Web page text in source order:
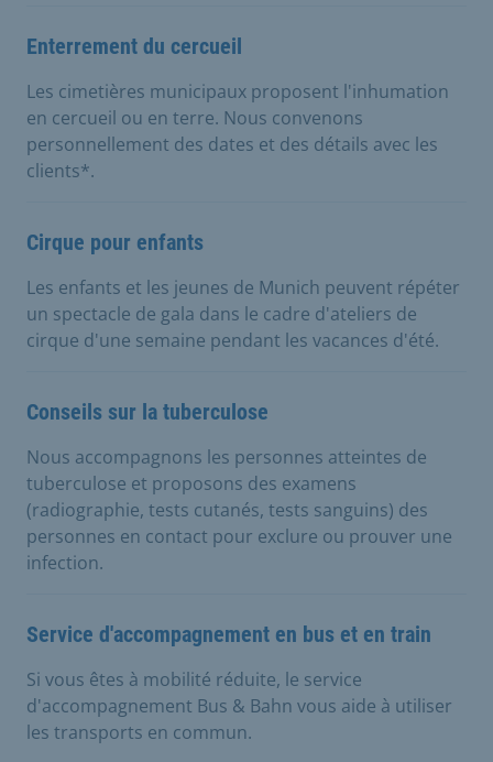
Enterrement du cercueil
Les cimetières municipaux proposent l'inhumation
en cercueil ou en terre. Nous convenons
personnellement des dates et des détails avec les
clients*.
Cirque pour enfants
Les enfants et les jeunes de Munich peuvent répéter
un spectacle de gala dans le cadre d'ateliers de
cirque d'une semaine pendant les vacances d'été.
Conseils sur la tuberculose
Nous accompagnons les personnes atteintes de
tuberculose et proposons des examens
(radiographie, tests cutanés, tests sanguins) des
personnes en contact pour exclure ou prouver une
infection.
Service d'accompagnement en bus et en train
Si vous êtes à mobilité réduite, le service
d'accompagnement Bus & Bahn vous aide à utiliser
les transports en commun.